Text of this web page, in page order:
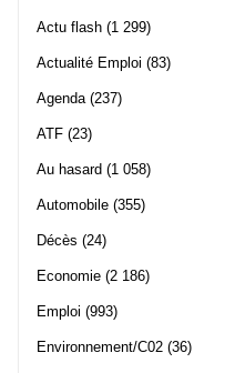
Actu flash (1 299)
Actualité Emploi (83)
Agenda(237)
ATF (23)
Au hasard (1 058)
Automobile (355)
Décès (24)
Economie (2 186)
Emploi (993)
Environnement/C02 (36)